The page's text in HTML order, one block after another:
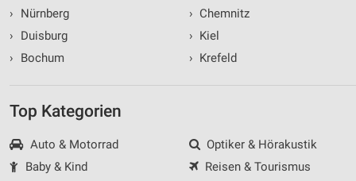
›
Nürnberg
›
Duisburg
›
Bochum
› Chemnitz
› Kiel
› Krefeld
Top Kategorien
Auto & Motorrad
Baby & Kind
Optiker & Hörakustik
Reisen & Tourismus